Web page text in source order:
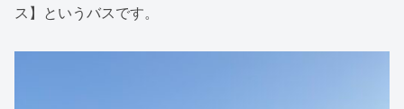
ス】というバスです。